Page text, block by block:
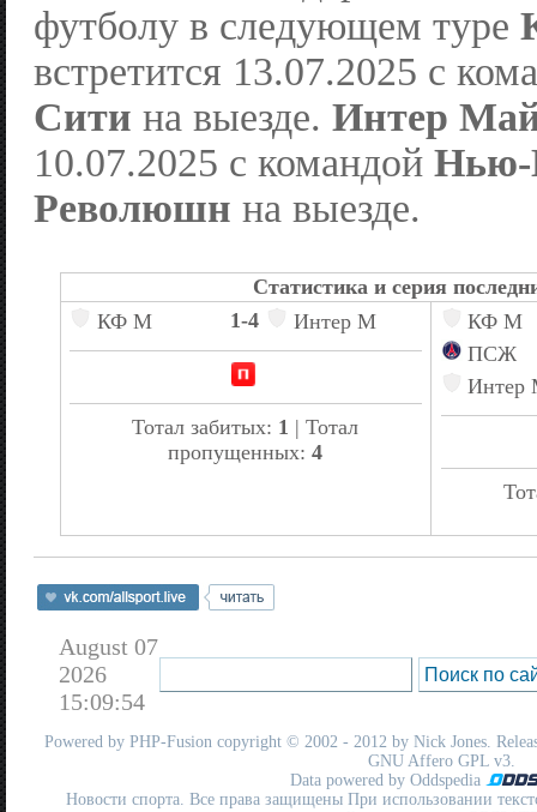
футболу в следующем туре
встретится 13.07.2025 с
Сити на выезде. Интер
10.07.2025 с командой Нью-
Революшн на выезде.
Статистика и серия
КФ М
1-4 Интер М
Тотал забитых: 1 | Тотал
пропущенных:4
КФ М
ПСЖ
Интер
August 07
2026
15:09:54
Powered by PHP-Fusion copyright © 2002 - 2012 by Nick Jones.
GNU Affero GPL v3.
Data powered by Oddspedia
Новости спорта. Все права защищены При использовании